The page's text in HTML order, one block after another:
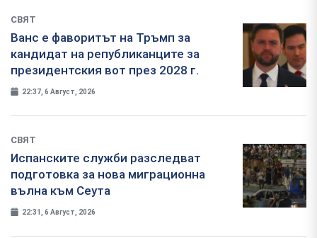
СВЯТ
Ванс е фаворитът на Тръмп за
кандидат на републиканците за
президентския вот през 2028 г.
22:37, 6 Август, 2026
СВЯТ
Испанските служби разследват
подготовка за нова миграционна
вълна към Сеута
22:31, 6 Август, 2026